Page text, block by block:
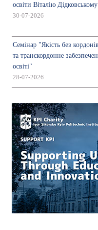
освіти Віталію Дідковському
30-07-2026
Семінар "Якість без
та транскордонне
освіті"
28-07-2026